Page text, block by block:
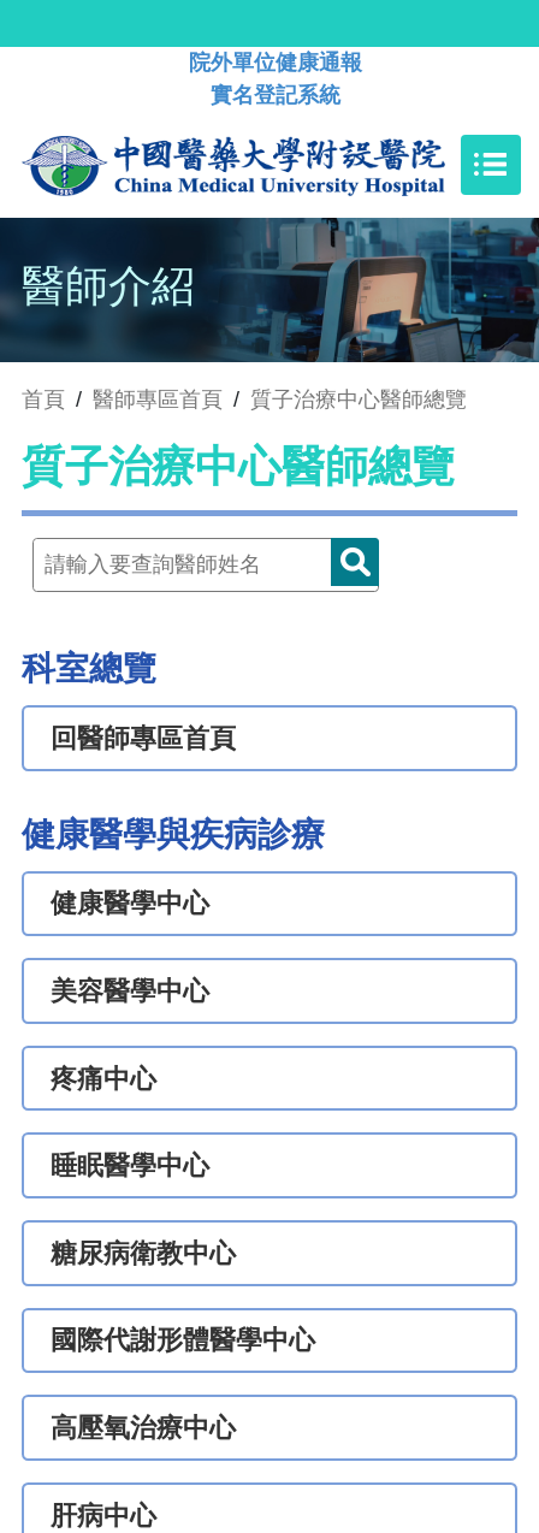
院外單位健康通報
實名登記系統
醫師介紹
首頁 / 醫師專區首頁 / 質子治療中心醫師總覽
質子治療中心醫師總覽
科室總覽
回醫師專區首頁
健康醫學與疾病診療
健康醫學中心
美容醫學中心
疼痛中心
睡眠醫學中心
糖尿病衛教中心
國際代謝形體醫學中心
高壓氧治療中心
肝病中心